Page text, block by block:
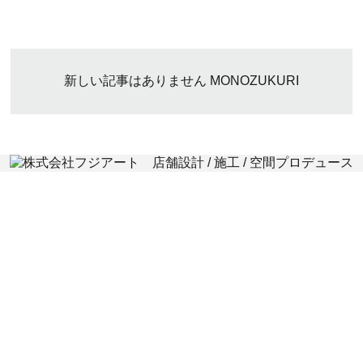
新しい記事はありません MONOZUKURI